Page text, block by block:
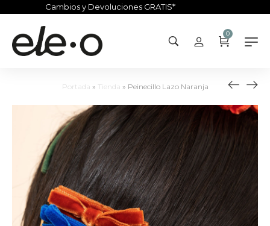
Cambios y Devoluciones GRATIS*
0
Portada » Tienda » Peinecillo Lazo Naranja